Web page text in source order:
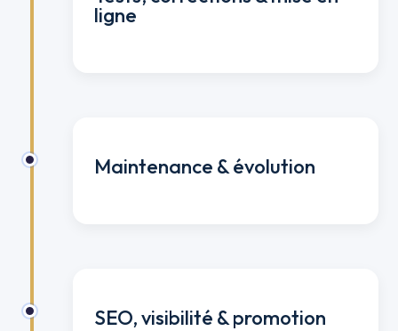
ligne
Maintenance & évolution
SEO, visibilité & promotion